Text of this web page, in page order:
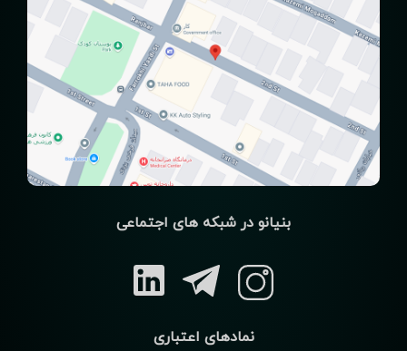
بنیانو در شبکه های اجتماعی
نمادهای اعتباری